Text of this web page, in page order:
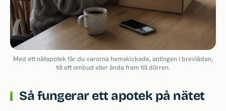
Med ett nätapotek får du varorna hemskickade, antingen i brevlådan,
till ett ombud eller ända fram till dörren.
Så fungerar ett apotek på nätet